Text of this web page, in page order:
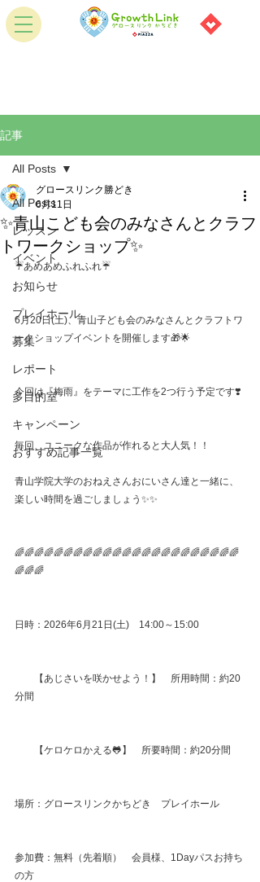
記事
All Posts
レッスン
イベント
お知らせ
プレイホール
募集
レポート
多目的室
キャンペーン
おすすめ記事一覧
All Posts
✨青山こども会のみなさんとクラフ
トワークショップ✨
グロースリンク勝どき
6月11日
☔あめあめふれふれ☔
6月20日(土)、青山子ども会のみなさんとクラフトワ
ークショップイベントを開催します🎁🌟
今回は『梅雨』をテーマに工作を2つ行う予定です❣️
毎回、ユニークな作品が作れると大人気！！
青山学院大学のおねえさんおにいさん達と一緒に、
楽しい時間を過ごしましょう✨✨
🌈🌈🌈🌈🌈🌈🌈🌈🌈🌈🌈🌈🌈🌈🌈🌈🌈🌈🌈🌈🌈🌈🌈
🌈🌈🌈
日時：2026年6月21日(土)　14:00～15:00
【あじさいを咲かせよう！】　所用時間：約20
分間
【ケロケロかえる🐸】　所要時間：約20分間
場所：グロースリンクかちどき　プレイホール
参加費：無料（先着順）　会員様、1Dayパスお持ち
の方